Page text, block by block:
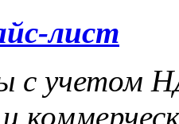
лист
с учетом